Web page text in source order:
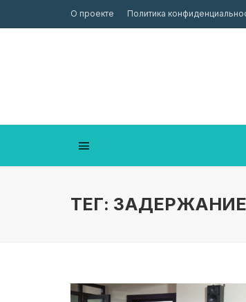
О проекте Политика
ТЕГ: